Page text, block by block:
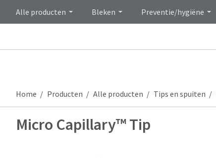
Alle producten Bleken Preventie/hygiëne
Home Producten Alle producten Tips en spuiten
Micro Capillary™ Tip